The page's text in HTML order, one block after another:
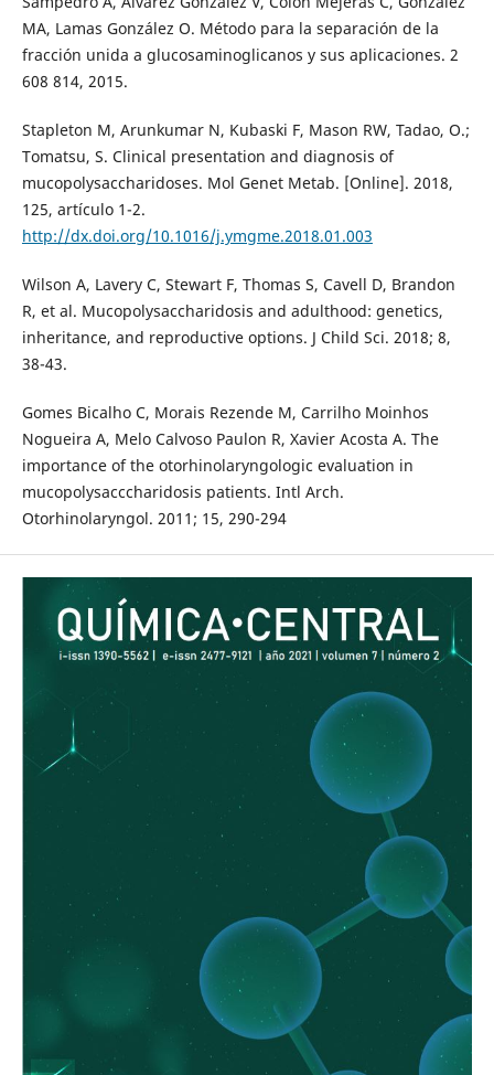
MA, Lamas González O. Método para la separación de la
fracción unida a glucosaminoglicanos y sus aplicaciones. 2
608 814, 2015.
Stapleton M, Arunkumar N, Kubaski F, Mason RW, Tadao, O.;
Tomatsu, S. Clinical presentation and diagnosis of
mucopolysaccharidoses. Mol Genet Metab. [Online]. 2018,
125, artículo 1-2.
http://dx.doi.org/10.1016/j.ymgme.2018.01.003
Wilson A, Lavery C, Stewart F, Thomas S, Cavell D, Brandon
R, et al. Mucopolysaccharidosis and adulthood: genetics,
inheritance, and reproductive options. J Child Sci. 2018; 8,
38-43.
Gomes Bicalho C, Morais Rezende M, Carrilho Moinhos
Nogueira A, Melo Calvoso Paulon R, Xavier Acosta A. The
importance of the otorhinolaryngologic evaluation in
mucopolysacccharidosis patients. Intl Arch.
Otorhinolaryngol. 2011; 15, 290-294